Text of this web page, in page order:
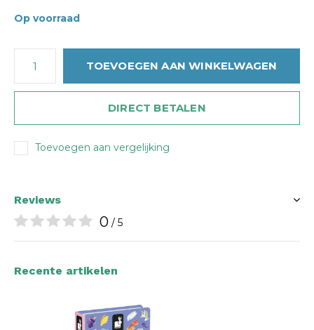
Op voorraad
TOEVOEGEN AAN WINKELWAGEN
DIRECT BETALEN
Toevoegen aan vergelijking
Reviews
0 / 5
Recente artikelen